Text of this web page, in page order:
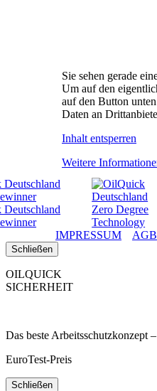
IMPRESSUM AGB
Sie sehen gerade
Um auf den
auf den Button
Daten an
Inhalt entsperren
Weitere
Schließen
OILQUICK
SICHERHEIT
Das beste Arbeitsschutzkonzept
EuroTest-Preis
Schließen